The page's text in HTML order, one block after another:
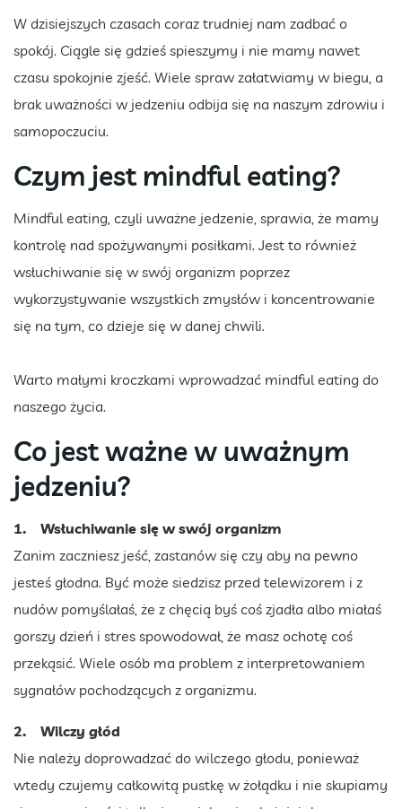
W dzisiejszych czasach coraz trudniej nam zadbać o
spokój. Ciągle się gdzieś spieszymy i nie mamy nawet
czasu spokojnie zjeść. Wiele spraw załatwiamy w biegu, a
brak uważności w jedzeniu odbija się na naszym zdrowiu i
samopoczuciu.
Czym jest mindful eating?
Mindful eating, czyli uważne jedzenie, sprawia, że mamy
kontrolę nad spożywanymi posiłkami. Jest to również
wsłuchiwanie się w swój organizm poprzez
wykorzystywanie wszystkich zmysłów i koncentrowanie
się na tym, co dzieje się w danej chwili.
Warto małymi kroczkami wprowadzać mindful eating do
naszego życia.
Co jest ważne w uważnym
jedzeniu?
1. Wsłuchiwanie się w swój organizm
Zanim zaczniesz jeść, zastanów się czy aby na pewno
jesteś głodna. Być może siedzisz przed telewizorem i z
nudów pomyślałaś, że z chęcią byś coś zjadła albo miałaś
gorszy dzień i stres spowodował, że masz ochotę coś
przekąsić. Wiele osób ma problem z interpretowaniem
sygnałów pochodzących z organizmu.
2. Wilczy głód
Nie należy doprowadzać do wilczego głodu, ponieważ
wtedy czujemy całkowitą pustkę w żołądku i nie skupiamy